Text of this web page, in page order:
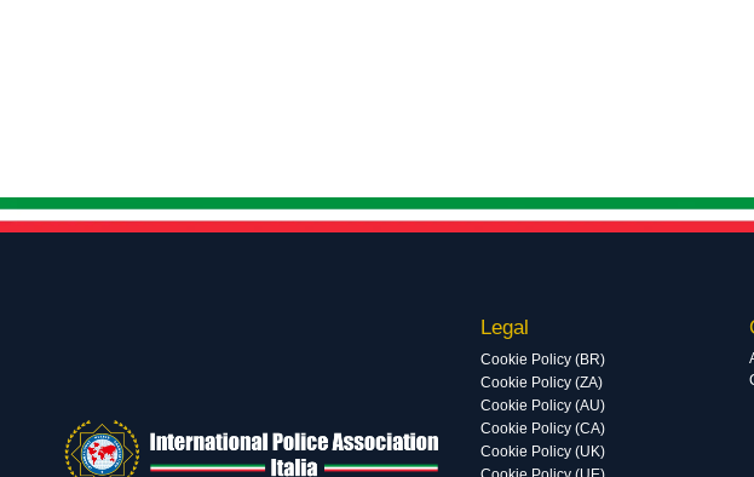
Legal
Cookie Policy (BR)
Cookie Policy (ZA)
Cookie Policy (AU)
Cookie Policy (CA)
Cookie Policy (UK)